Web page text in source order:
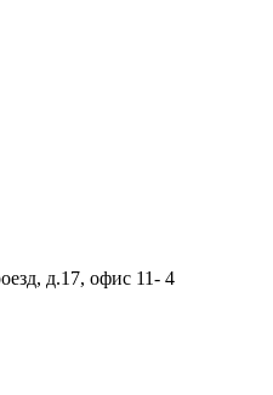
д.17, офис 11- 4